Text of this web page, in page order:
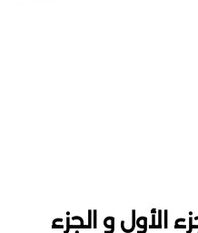
الأول و الجزء